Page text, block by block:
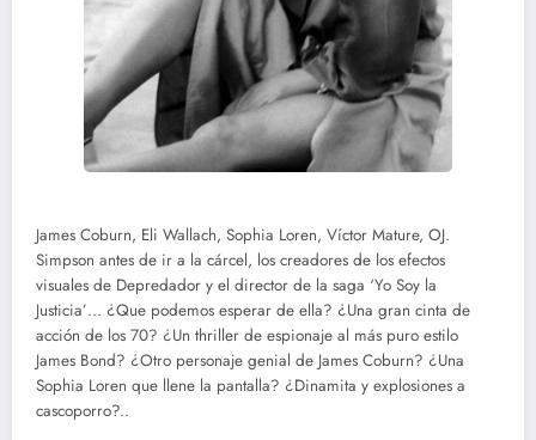
James Coburn, Eli Wallach, Sophia Loren, Víctor Mature, OJ.
Simpson antes de ir a la cárcel, los creadores de los efectos
visuales de Depredador y el director de la saga ‘Yo Soy la
Justicia’… ¿Que podemos esperar de ella? ¿Una gran cinta de
acción de los 70? ¿Un thriller de espionaje al más puro estilo
James Bond? ¿Otro personaje genial de James Coburn? ¿Una
Sophia Loren que llene la pantalla? ¿Dinamita y explosiones a
cascoporro?..